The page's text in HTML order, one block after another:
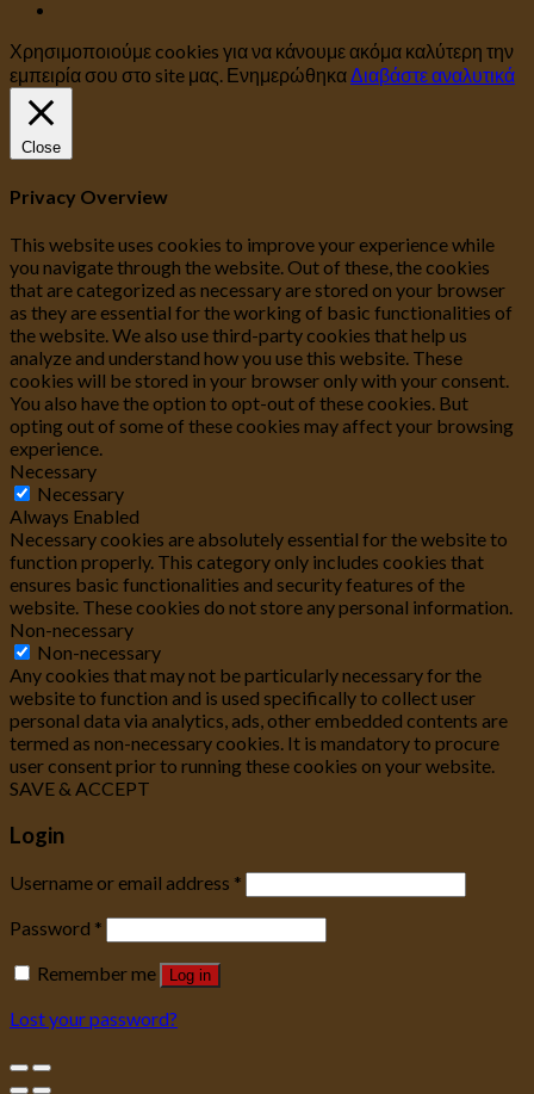
Χρησιμοποιούμε cookies για να κάνουμε ακόμα καλύτερη την
εμπειρία σου στο site μας. ΕνημερώθηκαΔιαβάστε αναλυτικά
Close
Privacy Overview
This website uses cookies to improve your experience while
you navigate through the website. Out of these, the cookies
that are categorized as necessary are stored on your browser
as they are essential for the working of basic functionalities of
the website. We also use third-party cookies that help us
analyze and understand how you use this website. These
cookies will be stored in your browser only with your consent.
You also have the option to opt-out of these cookies. But
opting out of some of these cookies may affect your browsing
experience.
Necessary
Necessary
Always Enabled
Necessary cookies are absolutely essential for the website to
function properly. This category only includes cookies that
ensures basic functionalities and security features of the
website. These cookies do not store any personal information.
Non-necessary
Non-necessary
Any cookies that may not be particularly necessary for the
website to function and is used specifically to collect user
personal data via analytics, ads, other embedded contents are
termed as non-necessary cookies. It is mandatory to procure
user consent prior to running these cookies on your website.
SAVE & ACCEPT
Login
Username or email address *
Password *
Remember me
Log in
Lost your password?